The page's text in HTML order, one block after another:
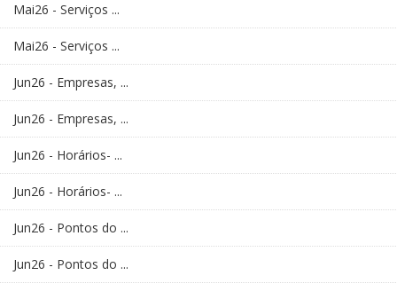
Mai26 - Serviços ...
Mai26 - Serviços ...
Jun26 - Empresas, ...
Jun26 - Empresas, ...
Jun26 - Horários- ...
Jun26 - Horários- ...
Jun26 - Pontos do ...
Jun26 - Pontos do ...